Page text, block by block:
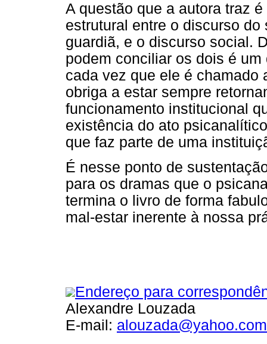
A questão que a autora traz
estrutural entre o discurso
guardiã, e o discurso social.
podem conciliar os dois é
cada vez que ele é chamado
obriga a estar sempre
funcionamento institucional
existência do ato
que faz parte de uma
É nesse ponto de
para os dramas que o
termina o livro de forma
mal-estar inerente à nossa
Endereço para
Alexandre Louzada
E-mail: